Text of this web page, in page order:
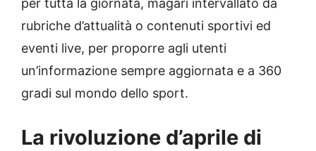
per tutta la giornata, magari intervallato da
rubriche d’attualità o contenuti sportivi ed
eventi live, per proporre agli utenti
un’informazione sempre aggiornata e a 360
gradi sul mondo dello sport.
La rivoluzione d’aprile di